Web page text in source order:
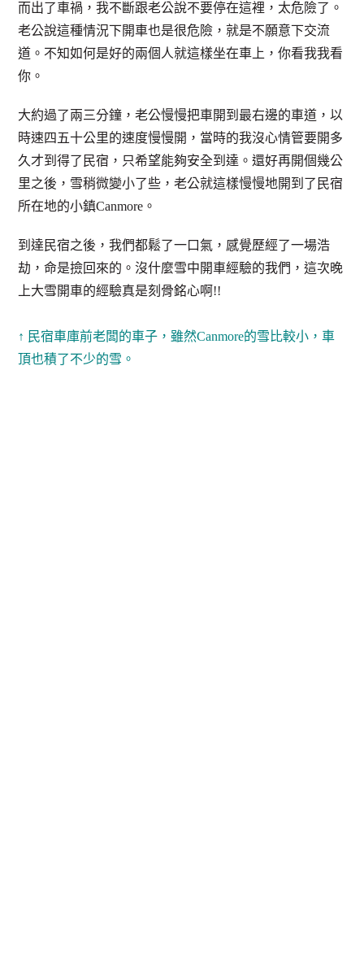
而出了車禍，我不斷跟老公說不要停在這裡，太危險了。
老公說這種情況下開車也是很危險，就是不願意下交流
道。不知如何是好的兩個人就這樣坐在車上，你看我我看
你。
大約過了兩三分鐘，老公慢慢把車開到最右邊的車道，以
時速四五十公里的速度慢慢開，當時的我沒心情管要開多
久才到得了民宿，只希望能夠安全到達。還好再開個幾公
里之後，雪稍微變小了些，老公就這樣慢慢地開到了民宿
所在地的小鎮Canmore。
到達民宿之後，我們都鬆了一口氣，感覺歷經了一場浩
劫，命是撿回來的。沒什麼雪中開車經驗的我們，這次晚
上大雪開車的經驗真是刻骨銘心啊!!
↑ 民宿車庫前老闆的車子，雖然Canmore的雪比較小，車
頂也積了不少的雪。